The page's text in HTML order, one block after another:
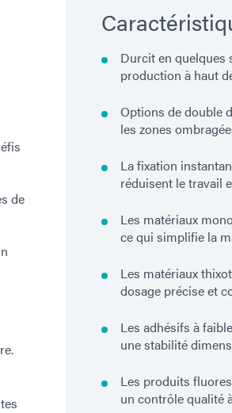
de
Durcit en quelques
production à haut
Options de double
les zones
La fixation
réduisent le travail
Les matériaux
ce qui simplifie la
Les matériaux
dosage précise et
Les adhésifs à
une stabilité
Les produits
un contrôle qualité